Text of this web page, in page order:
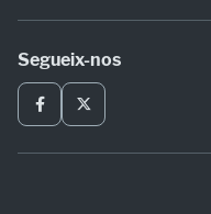
Segueix-nos